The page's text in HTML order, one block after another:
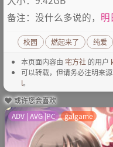
备注：没什么多说的， 明
校园 燃起来了 纯爱
本页面内容由 宅方社 的用户
可以转载，但请务必注明来源
l。
或许您会喜欢
ADV | AVG |PC
galgame